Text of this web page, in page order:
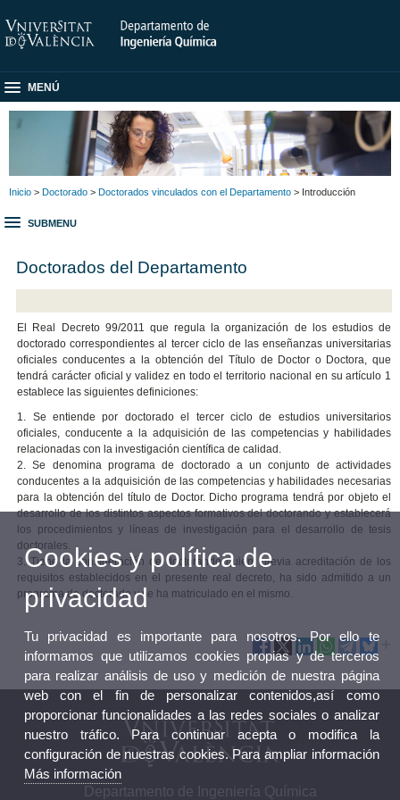
MENÚ
Inicio > Doctorado > Doctorados vinculados con el Departamento > Introducción
SUBMENU
Doctorados del Departamento
El Real Decreto 99/2011 que regula la organización de los estudios de
doctorado correspondientes al tercer ciclo de las enseñanzas universitarias
oficiales conducentes a la obtención del Título de Doctor o Doctora, que
tendrá carácter oficial y validez en todo el territorio nacional en su artículo 1
establece las siguientes definiciones:
1. Se entiende por doctorado el tercer ciclo de estudios universitarios
oficiales, conducente a la adquisición de las competencias y habilidades
relacionadas con la investigación científica de calidad.
2. Se denomina programa de doctorado a un conjunto de actividades
conducentes a la adquisición de las competencias y habilidades necesarias
para la obtención del título de Doctor. Dicho programa tendrá por objeto el
desarrollo de los distintos aspectos formativos del doctorando y establecerá
los procedimientos y líneas de investigación para el desarrollo de tesis
doctorales.
3. Tiene la consideración de doctorando quien, previa acreditación de los
requisitos establecidos en el presente real decreto, ha sido admitido a un
programa de doctorado y se ha matriculado en el mismo.
Departamento de Ingeniería Química
Cookies y política de
privacidad
Tu privacidad es importante para nosotros. Por ello te
informamos que utilizamos cookies propias y de terceros
para realizar análisis de uso y medición de nuestra página
web con el fin de personalizar contenidos,así como
proporcionar funcionalidades a las redes sociales o analizar
nuestro tráfico. Para continuar acepta o modifica la
configuración de nuestras cookies. Para ampliar información
Más información